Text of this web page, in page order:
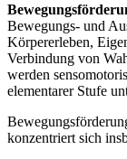
Bewegungs- und
Körpererleben,
Verbindung von
werden
elementarer Stufe
konzentriert sich